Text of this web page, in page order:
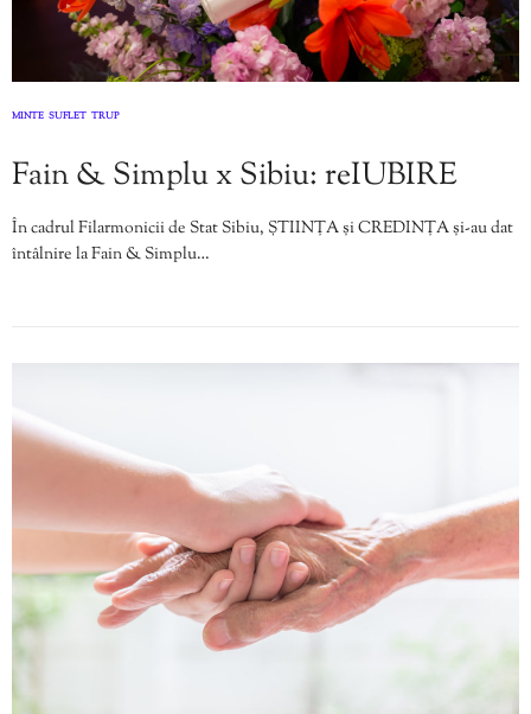
MINTE SUFLET TRUP
Fain & Simplu x Sibiu: reIUBIRE
În cadrul Filarmonicii de Stat Sibiu, ȘTIINȚA și CREDINȚA și-au dat
întâlnire la Fain & Simplu…